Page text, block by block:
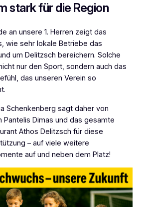
stark für die Region
an unsere 1. Herren zeigt das
wie sehr lokale Betriebe das
um Delitzsch bereichern. Solche
nur den Sport, sondern auch das
das unseren Verein so
Schenkenberg sagt daher von
Pantelis Dimas und das gesamte
Athos Delitzsch für diese
– auf viele weitere
auf und neben dem Platz!